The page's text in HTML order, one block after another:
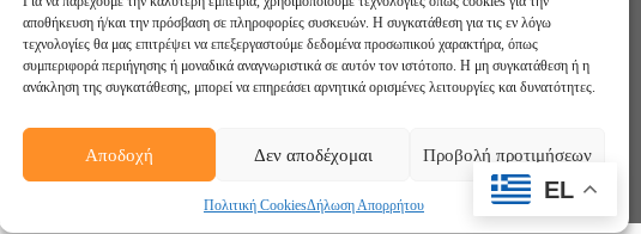
αποθήκευση ή/και την πρόσβαση σε πληροφορίες συσκευών. Η συγκατάθεση για τις εν λόγω
τεχνολογίες θα μας επιτρέψει να επεξεργαστούμε δεδομένα προσωπικού χαρακτήρα, όπως
συμπεριφορά περιήγησης ή μοναδικά αναγνωριστικά σε αυτόν τον ιστότοπο. Η μη συγκατάθεση ή η
ανάκληση της συγκατάθεσης, μπορεί να επηρεάσει αρνητικά ορισμένες λειτουργίες και δυνατότητες.
Αποδοχή Δεν αποδέχομαι Προβολή προτιμήσεων
Πολιτική CookiesΔήλωση Απορρήτου
Ακολουθήστε μας: YouTubeEL